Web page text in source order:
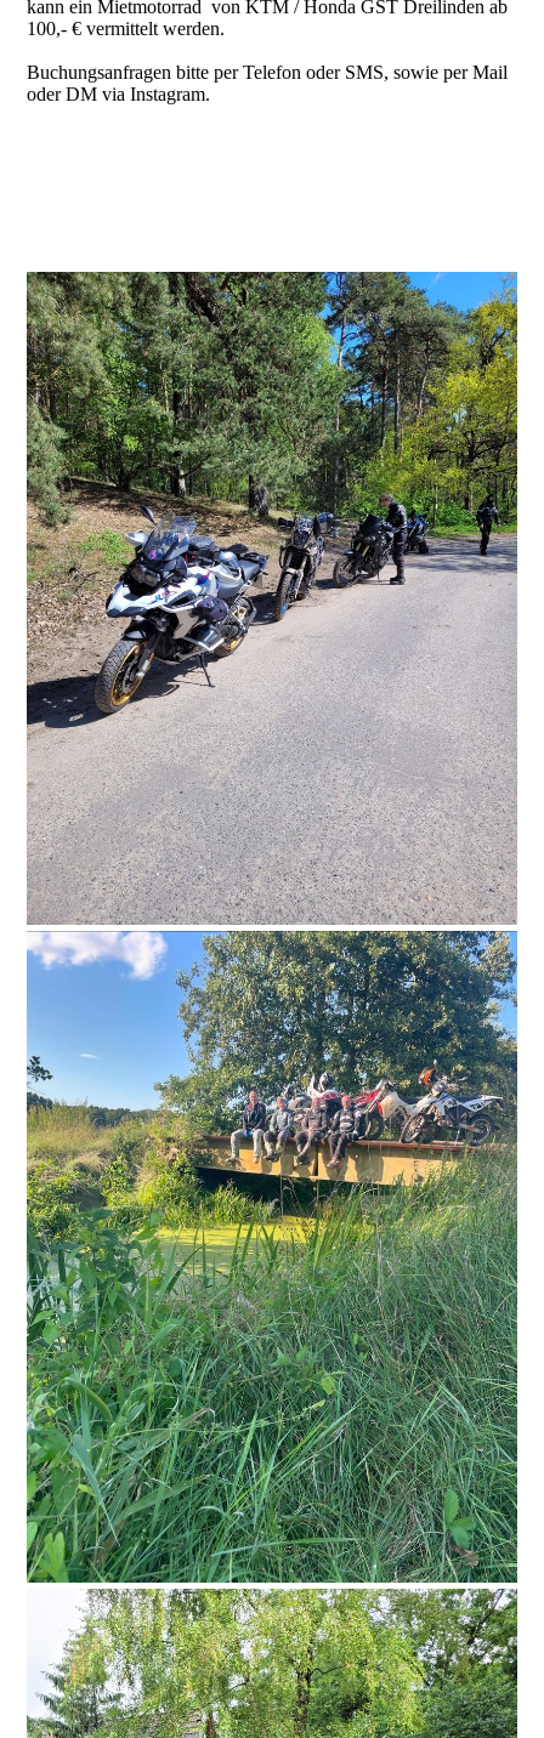
kann ein Mietmotorrad von KTM / Honda GST Dreilinden ab
100,- € vermittelt werden.
Buchungsanfragen bitte per Telefon oder SMS, sowie per Mail
oder DM via Instagram.